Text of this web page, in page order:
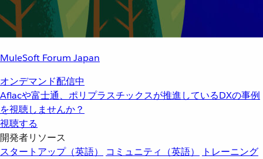
MuleSoft Forum Japan
オンデマンド配信中
Aflacや富士通、ポリプラスチックスが推進しているDXの事例
を視聴しませんか？
視聴する
開発者リソース
スタートアップ（英語）
コミュニティ（英語）
トレーニング